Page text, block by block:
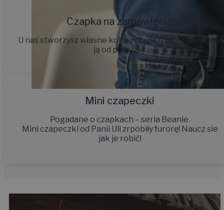
Czapka na zamówienie
U nas stworzysz własne kolory czapki i zaprojektujesz
ją od podstaw.
Mini czapeczki
Pogadane o czapkach – seria Beanie.
Mini czapeczki od Panii Uli zrpobiły furorę! Naucz sie
jak je robić!